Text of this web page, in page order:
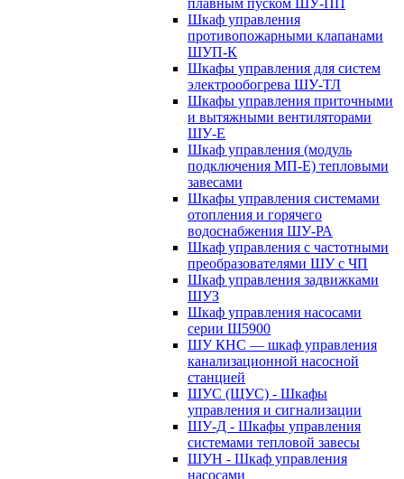
плавным пуском ШУ-ПП
Шкаф управления
противопожарными клапанами
ШУП-К
Шкафы управления для систем
электрообогрева ШУ-ТЛ
Шкафы управления приточными
и вытяжными вентиляторами
ШУ-Е
Шкаф управления (модуль
подключения МП-Е) тепловыми
завесами
Шкафы управления системами
отопления и горячего
водоснабжения ШУ-РА
Шкаф управления с частотными
преобразователями ШУ с ЧП
Шкаф управления задвижками
ШУЗ
Шкаф управления насосами
серии Ш5900
ШУ КНС — шкаф управления
канализационной насосной
станцией
ШУС (ЩУС) - Шкафы
управления и сигнализации
ШУ-Д - Шкафы управления
системами тепловой завесы
ШУН - Шкаф управления
насосами